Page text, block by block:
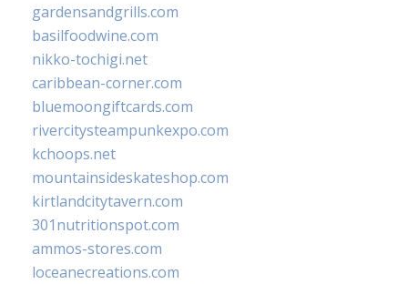
gardensandgrills.com
basilfoodwine.com
nikko-tochigi.net
caribbean-corner.com
bluemoongiftcards.com
rivercitysteampunkexpo.com
kchoops.net
mountainsideskateshop.com
kirtlandcitytavern.com
301nutritionspot.com
ammos-stores.com
loceanecreations.com